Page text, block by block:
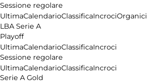
Sessione regolare
UltimaCalendarioClassificaIncrociOrganici
LBA Serie A
Playoff
UltimaCalendarioClassificaIncroci
Sessione regolare
UltimaCalendarioClassificaIncroci
Serie A Gold